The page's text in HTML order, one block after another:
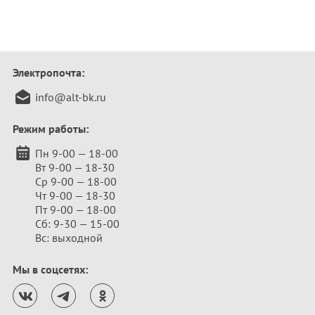
Электропочта:
info@alt-bk.ru
Режим работы:
Пн 9-00 — 18-00
Вт 9-00 — 18-30
Ср 9-00 — 18-00
Чт 9-00 — 18-30
Пт 9-00 — 18-00
Сб: 9-30 — 15-00
Вс: выходной
Мы в соцсетях: